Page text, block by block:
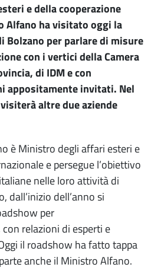
e della cooperazione
Alfano ha visitato oggi la
Bolzano per parlare di misure
con i vertici della Camera
di IDM e con
appositamente invitati. Nel
altre due aziende
è Ministro degli affari esteri e
e persegue l’obiettivo
nelle loro attività di
dall’inizio dell’anno si
per
relazioni di esperti e
il roadshow ha fatto tappa
anche il Ministro Alfano.